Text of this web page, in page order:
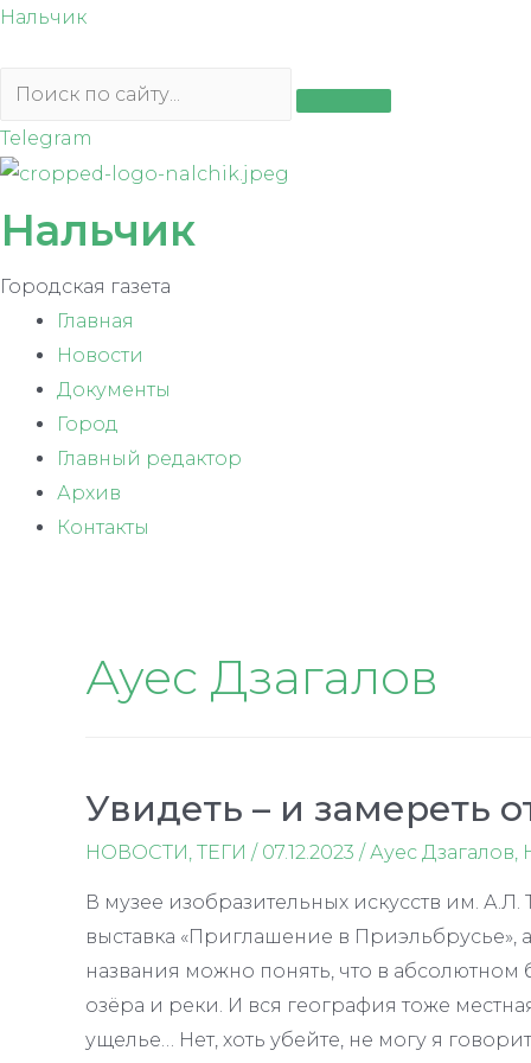
Перейти
содержимому
Нальчик
Telegram
Нальчик
Городская газета
Главная
Новости
Документы
Город
Главный редактор
Архив
Контакты
Ауес Дзагалов
Увидеть – и замереть
НОВОСТИ ТЕГИ / 07.12.2023 / Ауес Дзагалов
В музее изобразительных искусств им.
выставка «Приглашение в Приэльбрусье»,
названия можно понять, что в абсолютном
озёра и реки. И вся география тоже
ущелье… Нет, хоть убейте, не могу я